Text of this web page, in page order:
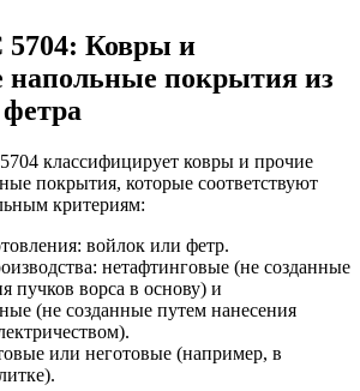
Ковры и
напольные покрытия из
классифицирует ковры и прочие
покрытия, которые соответствуют
критериям:
войлок или фетр.
нетафтинговые (не созданные
пучков ворса в основу) и
(не созданные путем нанесения
или неготовые (например, в